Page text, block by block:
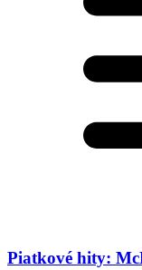
Piatkové hity: